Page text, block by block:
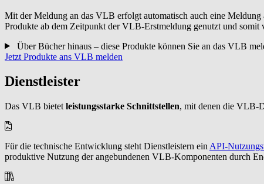
Mit der Meldung an das VLB erfolgt automatisch auch eine Meldung
Produkte ab dem Zeitpunkt der VLB-Erstmeldung genutzt und
Über Bücher hinaus – diese Produkte können Sie an das VLB
Jetzt Produkte ans VLB melden
Dienstleister
Das VLB bietet leistungsstarke Schnittstellen, mit denen die VLB-
Für die technische Entwicklung steht Dienstleistern ein API-
produktive Nutzung der angebundenen VLB-Komponenten durch